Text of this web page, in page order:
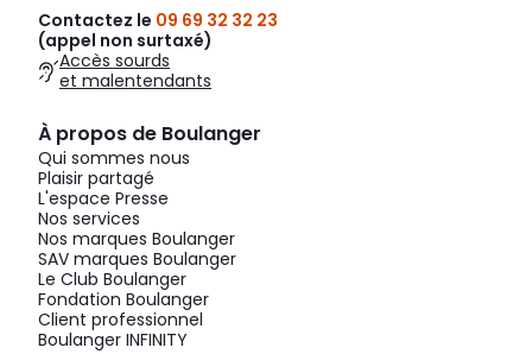
Contactez le 09 69 32 32 23
(appel non surtaxé)
Accès sourds
et malentendants
À propos de Boulanger
Qui sommes nous
Plaisir partagé
L'espace Presse
Nos services
Nos marques Boulanger
SAV marques Boulanger
Le Club Boulanger
Fondation Boulanger
Client professionnel
Boulanger INFINITY